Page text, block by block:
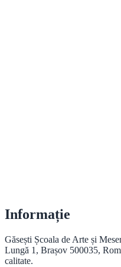
Informație
Găsești Școala de Arte și
Lungă 1, Brașov 500035,
calitate.